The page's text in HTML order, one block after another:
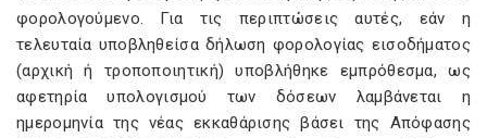
φορολογούμενο. Για τις περιπτώσεις αυτές, εάν η
τελευταία υποβληθείσα δήλωση φορολογίας εισοδήματος
(αρχική ή τροποποιητική) υποβλήθηκε εμπρόθεσμα, ως
αφετηρία υπολογισμού των δόσεων λαμβάνεται η
ημερομηνία της νέας εκκαθάρισης βάσει της Απόφασης